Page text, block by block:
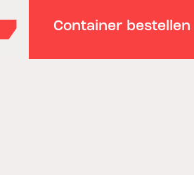
Container bestellen